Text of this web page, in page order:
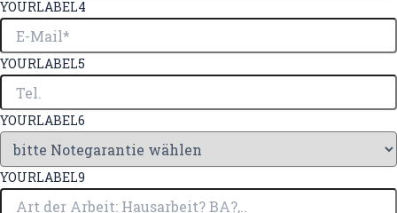
YOURLABEL4
YOURLABEL5
YOURLABEL6
YOURLABEL9